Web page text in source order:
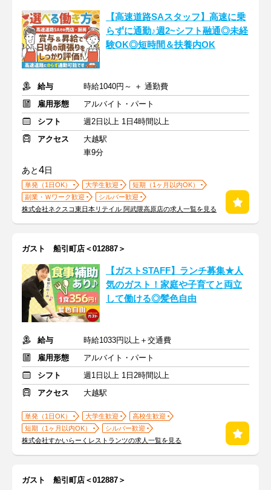
【高速道路SAスタッフ】高速に乗
らずに通勤♪週2~シフト融通◎未経
験OK◎短時間＆扶養内OK
給与
時給1040円～ ＋ 通勤費
雇用形態
アルバイト・パート
シフト
週2日以上 1日4時間以上
アクセス
大越駅
車9分
あと4日
単発（1日OK） 大学生歓迎
短期（1ヶ月以内OK）
副業・Ｗワーク歓迎
シルバー歓迎
株式会社ネクスコ東日本リテイル 阿武隈高原店の求人一覧を見る
ガスト 船引町店＜012887＞
【ガストSTAFF】ランチ募集★人
気のガスト！家庭や子育てと両立
して働ける◎髪色自由
給与
時給1033円以上＋交通費
雇用形態
アルバイト・パート
シフト
週1日以上 1日2時間以上
アクセス
大越駅
単発（1日OK） 大学生歓迎
高校生歓迎
短期（1ヶ月以内OK）
シルバー歓迎
株式会社すかいらーくレストランツの求人一覧を見る
ガスト 船引町店＜012887＞